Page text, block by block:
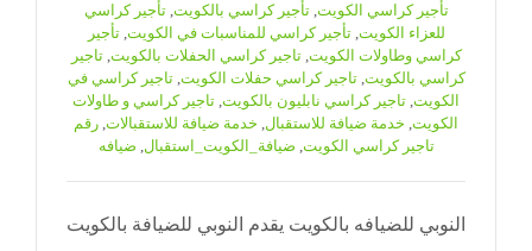
تأجير كراسي الكويت,تأجير كراسي بالكويت,تأجير كراسي
للعزاء الكويت,تأجير كراسي للمناسبات في الكويت,تأجير
كراسي وطاولات الكويت,تاجير كراسي الحفلات بالكويت,تاجير
كراسي بالكويت,تاجير كراسي حفلات الكويت,تاجير كراسي في
الكويت, تاجير كراسي نابليون بالكويت, تاجير كراسي و طاولات
الكويت, خدمة ضيافة للاستقبال, خدمة ضيافة للاستقبالات, رقم
تاجير كراسي الكويت, ضيافة_الكويت_استقبال, ضيافه
النوبي للضيافه بالكويت يقدم النوبي للضيافة بالكويت